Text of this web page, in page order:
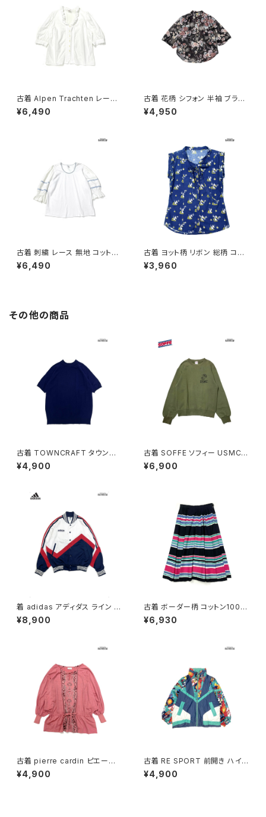
古着 Alpen Trachten レース
無地 コットン100％ 五分袖 ブラ
ウス 白 生成り (ttu2605037)
¥6,490
古着 花柄 シフォン 半袖 ブラウ
ス 黒 (ttu2605043)
¥4,950
古着 刺繍 レース 無地 コットン
七分袖 ブラウス 白 (ttu26060
27)
¥6,490
古着 ヨット柄 リボン 総柄 コット
ン ノースリーブ シャツ 青 (ttu2
606013)
¥3,960
その他の商品
古着 TOWNCRAFT タウンク
ラフト 無地 半袖 ニット 紺 (ttu2
509075)
¥4,900
古着 SOFFE ソフィー USMC
アメリカ製 ロゴ 長袖 スウェット
トレーナー 緑 カーキ (ttu2508
¥6,900
着 adidas アディダス ライン メ
ッシュ ロゴ 刺繍 前開き 無地 長
袖 アウター ライトジャケット 白
¥8,900
古着 ボーダー柄 コットン100％
膝丈 スカート 黒 ピンク (ba26
07008)
¥6,930
古着 pierre cardin ピエール・
カルダン リボン 総柄 カットソー
長袖 ブラウス サーモンピンク (t
¥4,900
古着 RE SPORT 前開き ハイ
ネック 総柄 ナイロン 長袖 アウ
ター ヘビージャケット 緑 紺 (tt
¥4,900